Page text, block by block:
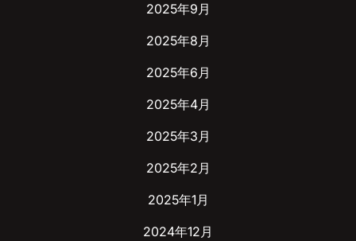
2025年9月
2025年8月
2025年6月
2025年4月
2025年3月
2025年2月
2025年1月
2024年12月